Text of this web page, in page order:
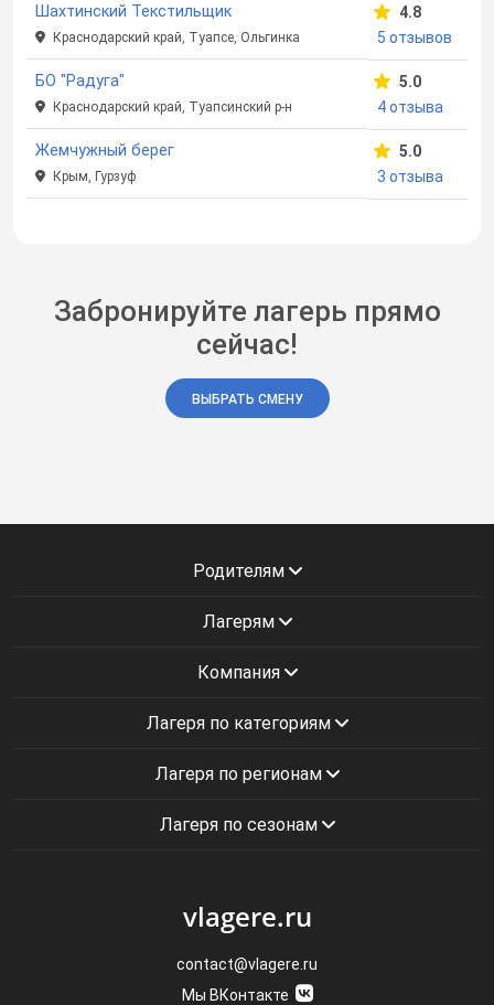
Шахтинский Текстильщик
Краснодарский край, Туапсе, Ольгинка
4.8
5 отзывов
БО "Радуга"
Краснодарский край, Туапсинский р-н
5.0
4 отзыва
Жемчужный берег
Крым, Гурзуф
5.0
3 отзыва
Забронируйте лагерь прямо
сейчас!
ВЫБРАТЬ СМЕНУ
Родителям
Лагерям
Компания
Лагеря по категориям
Лагеря по регионам
Лагеря по сезонам
vlagere.ru
contact@vlagere.ru
Мы ВКонтакте